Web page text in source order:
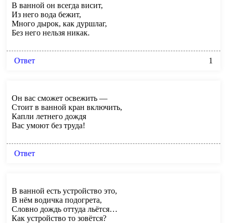
В ванной он всегда висит,
Из него вода бежит,
Много дырок, как дуршлаг,
Без него нельзя никак.
Ответ 1
Он вас сможет освежить —
Стоит в ванной кран включить,
Капли летнего дождя
Вас умоют без труда!
Ответ
В ванной есть устройство это,
В нём водичка подогрета,
Словно дождь оттуда льётся…
Как устройство то зовётся?